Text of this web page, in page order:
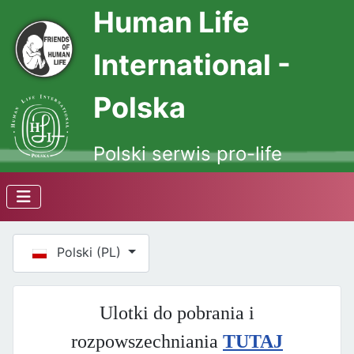
Human Life
International -
Polska
Polski serwis pro-life
Wybierz swój język
Polski (PL)
Ulotki do pobrania i
rozpowszechniania TUTAJ